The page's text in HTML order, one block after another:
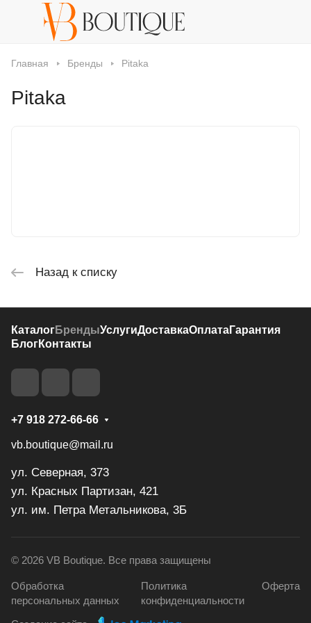
Главная Бренды Pitaka
Pitaka
Назад к списку
КаталогБрендыУслугиДоставкаОплатаГарантия
БлогКонтакты
+7 918 272-66-66
vb.boutique@mail.ru
ул. Северная, 373
ул. Красных Партизан, 421
ул. им. Петра Метальникова, 3Б
© 2026 VB Boutique. Все права защищены
Обработка
персональных данных
Политика
конфиденциальности
Оферта